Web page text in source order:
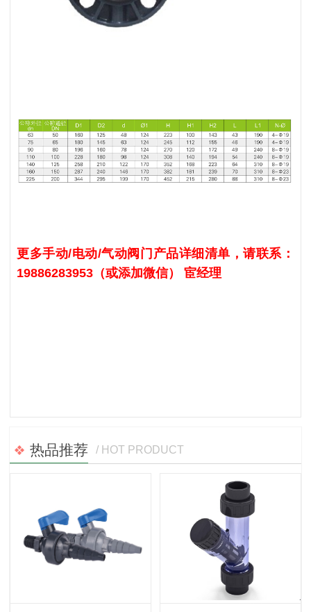
更多手动/电动/气动阀门产品详细清单，请联系：
19886283953（或添加微信） 宦经理
热品推荐 / HOT PRODUCT